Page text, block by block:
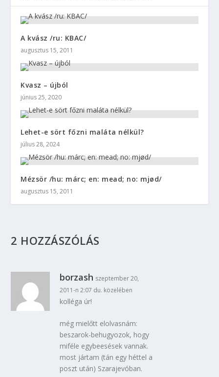
A kvász /ru: KBAC/
augusztus 15, 2011
Kvasz – újból
június 25, 2020
Lehet-e sört főzni maláta nélkül?
július 28, 2024
Mézsör /hu: márc; en: mead; no: mjød/
augusztus 15, 2011
2 HOZZÁSZÓLÁS
borzash szeptember 20,
2011-n 2:07 du. közelében
kolléga úr!
még mielőtt elolvasnám:
beszarok-behugyozok, hogy
miféle egybeesések vannak.
most jártam (tán egy héttel a
poszt után) Szarajevóban.